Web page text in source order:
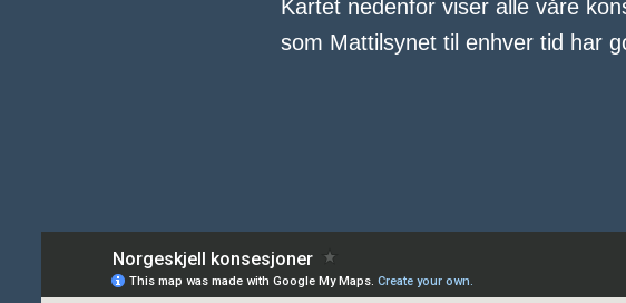
Kartet nedenfor viser alle våre
som Mattilsynet til enhver tid har